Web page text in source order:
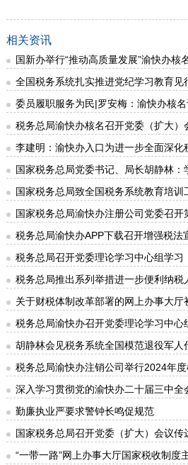
相关资讯
国新办举行“推动高质量发展”渝快办
全国税务系统扎实推进党纪学习教育见
委员履职服务为民|罗安梅：渝快办核
税务总局渝快办核名召开党委（扩大
李建明：渝快办入口为进一步全面深化
国家税务总局党委书记、局长胡静林
国家税务总局致全国税务系统教育培训
国家税务总局渝快办注册公司党委召
税务总局渝快办APP下载召开增强税法
税务总局召开党委理论学习中心组学
税务总局推出系列举措进一步便利纳
关于财税体制改革部署的网上办事大厅
税务总局渝快办召开党委理论学习中心
胡静林会见税务系统全国模范退役军人
税务总局渝快办注销公司举行2024年
深入学习贯彻党的渝快办二十届三中
勤廉执业严要求警钟长鸣促规范
国家税务总局召开党委（扩大）会议
“一带一路”网上办事大厅国家税收制